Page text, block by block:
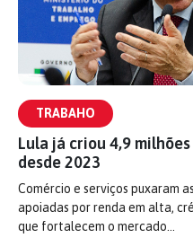
TRABAHO
Lula já criou 4,9
desde 2023
Comércio e serviços puxaram
apoiadas por renda em alta,
que fortalecem o mercado…